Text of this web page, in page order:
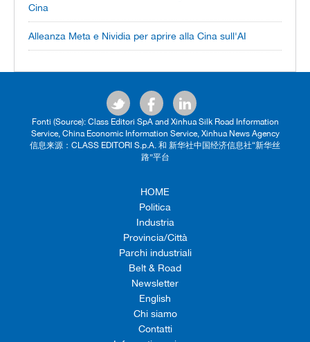
Cina
Alleanza Meta e Nividia per aprire alla Cina sull'AI
Fonti (Source): Class Editori SpA and Xinhua Silk Road Information
Service, China Economic Information Service, Xinhua News Agency
信息来源：CLASS EDITORI S.p.A. 和 新华社中国经济信息社“新华丝
路”平台
HOME
Politica
Industria
Provincia/Città
Parchi industriali
Belt & Road
Newsletter
English
Chi siamo
Contatti